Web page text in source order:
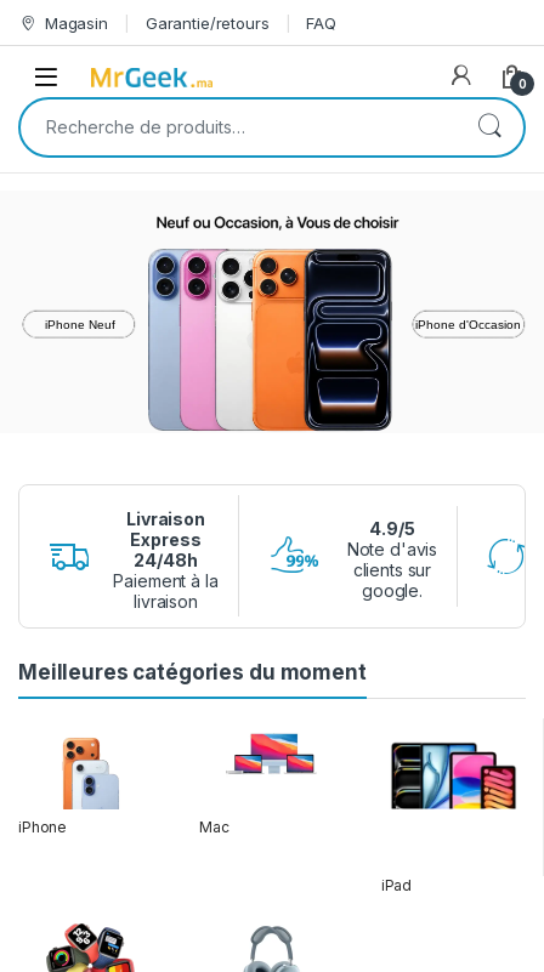
Skip to navigation
Skip to content
Magasin Garantie/retours FAQ
Open 0
Recherche pour :
iPhone Neuf iPhone d'Occasion
Livraison
Express
24/48h
Paiement à la
livraison
4.9/5
Note d'avis
clients sur
google.
Meilleures catégories du moment
iPhone Mac
iPad